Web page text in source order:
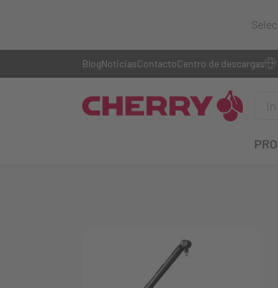
BlogNoticiasContactoCentro de descargas